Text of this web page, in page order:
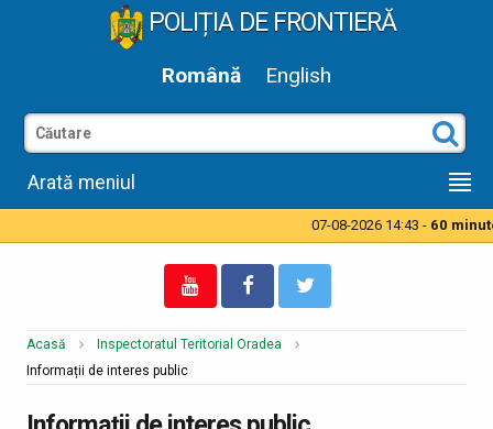
POLIȚIA DE FRONTIERĂ
Română English
Arată meniul
07-08-2026 14:43 - 60
Acasă
Inspectoratul Teritorial Oradea
Informații de interes public